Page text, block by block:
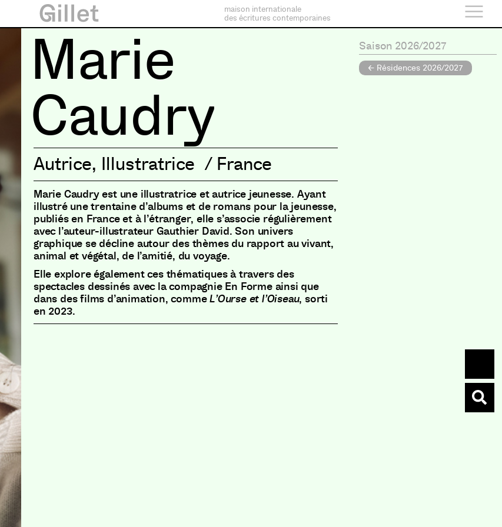
maison internationale
des écritures contemporaines
Marie
Caudry
Autrice, Illustratrice / France
Marie Caudry est une illustratrice et autrice jeunesse. Ayant
illustré une trentaine d’albums et de romans pour la jeunesse,
publiés en France et à l’étranger, elle s’associe régulièrement
avec l’auteur-illustrateur Gauthier David. Son univers
graphique se décline autour des thèmes du rapport au vivant,
animal et végétal, de l’amitié, du voyage.
Elle explore également ces thématiques à travers des
spectacles dessinés avec la compagnie En Forme ainsi que
dans des films d’animation, commeL’Ourse et l’Oiseau, sorti
en 2023.
Saison 2026/2027
← Résidences 2026/2027